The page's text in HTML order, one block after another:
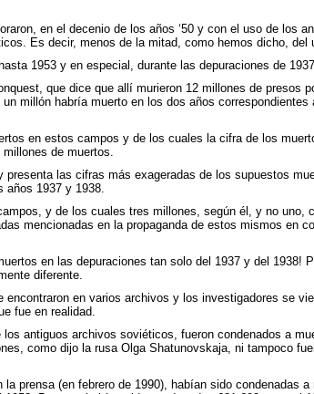
en el decenio de los años ‘50 y con el uso de los
Es decir, menos de la mitad, como hemos dicho, del
1953 y en especial, durante las depuraciones de
que dice que allí murieron 12 millones de presos
millón habría muerto en los dos años
en estos campos y de los cuales la cifra de los
de muertos.
las cifras más exageradas de los supuestos
años 1937 y 1938.
y de los cuales tres millones, según él, y no uno,
mencionadas en la propaganda de estos mismos en
en las depuraciones tan solo del 1937 y del 1938!
diferente.
en varios archivos y los investigadores se
fue en realidad.
antiguos archivos soviéticos, fueron condenados a
como dijo la rusa Olga Shatunovskaja, ni tampoco
prensa (en febrero de 1990), habían sido condenadas